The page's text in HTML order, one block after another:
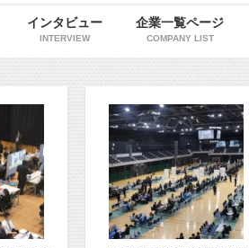
インタビュー
INTERVIEW
企業一覧ページ
COMPANY LIST